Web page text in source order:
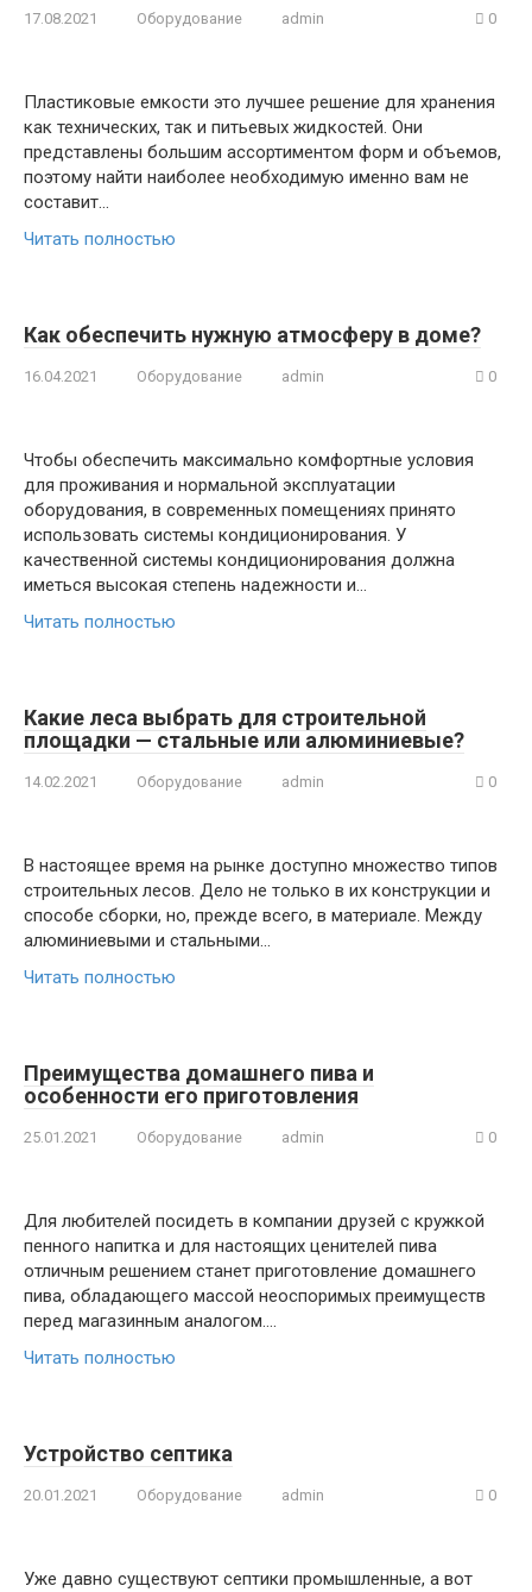
17.08.2021 Оборудование admin 0
Пластиковые емкости это лучшее решение для хранения
как технических, так и питьевых жидкостей. Они
представлены большим ассортиментом форм и объемов,
поэтому найти наиболее необходимую именно вам не
составит…
Читать полностью
Как обеспечить нужную атмосферу в доме?
16.04.2021 Оборудование admin 0
Чтобы обеспечить максимально комфортные условия
для проживания и нормальной эксплуатации
оборудования, в современных помещениях принято
использовать системы кондиционирования. У
качественной системы кондиционирования должна
иметься высокая степень надежности и…
Читать полностью
Какие леса выбрать для строительной
площадки — стальные или алюминиевые?
14.02.2021 Оборудование admin 0
В настоящее время на рынке доступно множество типов
строительных лесов. Дело не только в их конструкции и
способе сборки, но, прежде всего, в материале. Между
алюминиевыми и стальными…
Читать полностью
Преимущества домашнего пива и
особенности его приготовления
25.01.2021 Оборудование admin 0
Для любителей посидеть в компании друзей с кружкой
пенного напитка и для настоящих ценителей пива
отличным решением станет приготовление домашнего
пива, обладающего массой неоспоримых преимуществ
перед магазинным аналогом….
Читать полностью
Устройство септика
20.01.2021 Оборудование admin 0
Уже давно существуют септики промышленные, а вот